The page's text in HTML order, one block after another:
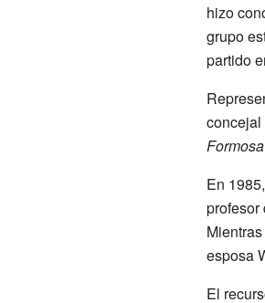
hizo
grupo
partido
concejal
Formosa
En
profesor
esposa
El